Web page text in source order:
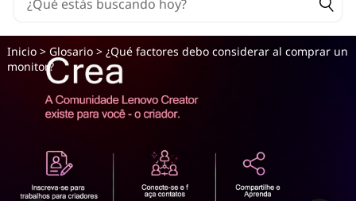
Inicio> Glosario> ¿Qué factores debo considerar al comprar un
monitor?